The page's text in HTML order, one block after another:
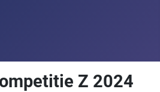
Z 2024